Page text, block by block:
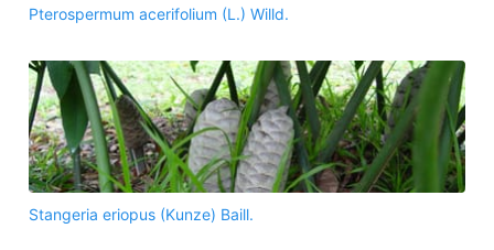
Pterospermum acerifolium (L.) Willd.
Stangeria eriopus (Kunze) Baill.